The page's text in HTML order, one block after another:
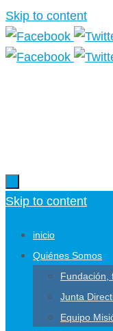
Skip to content
Skip to content
inicio
Quiénes Somos
Fundación,
Junta
Equipo
Más